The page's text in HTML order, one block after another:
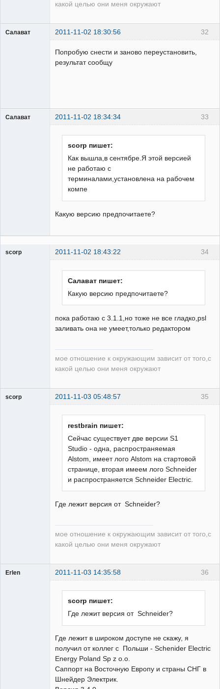
какой целью они меня окружают
32
Салават 2011-11-02 18:30:56
Попробую снести и заново переустановить,
результат сообщу
33
Салават 2011-11-02 18:34:34
scorp пишет:
Как вышла,в сентябре.Я этой версией
не работаю с
терминалами,установлена на рабочем
компе
Какую версию предпочитаете?
34
scorp 2011-11-02 18:43:22
Салават пишет:
Какую версию предпочитаете?
пока работаю с 3.1.1,но тоже не все гладко,psl
заливать она не умеет,только редактором
мое отношение к окружающим зависит от того,с
какой целью они меня окружают
35
scorp 2011-11-03 05:48:57
restbrain пишет:
Cейчас существует две версии S1
Studio - одна, распространяемая
Alstom, имеет лого Alstom на стартовой
странице, вторая имеем лого Schneider
и распространяется Schneider Electric.
Где лежит версия от Schneider?
мое отношение к окружающим зависит от того,с
какой целью они меня окружают
36
Erlen 2011-11-03 14:35:58
scorp пишет:
Где лежит версия от Schneider?
Где лежит в широком доступе не скажу, я
получил от коллег с Польши - Schenider Electric
Energy Poland Sp z o.o.
Саппорт на Восточную Европу и страны СНГ в
Шнейдер Электрик.